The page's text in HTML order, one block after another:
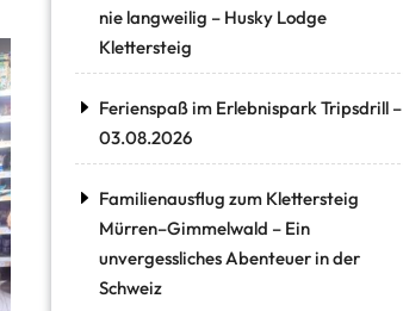
nie langweilig – Husky Lodge
Klettersteig
Ferienspaß im Erlebnispark Tripsdrill –
03.08.2026
Familienausflug zum Klettersteig
Mürren–Gimmelwald – Ein
unvergessliches Abenteuer in der
Schweiz